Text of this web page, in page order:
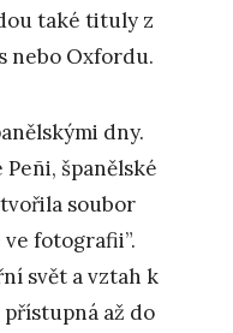
také tituly z
nebo Oxfordu.
dny.
španělské
soubor
fotografii”.
svět a vztah k
až do